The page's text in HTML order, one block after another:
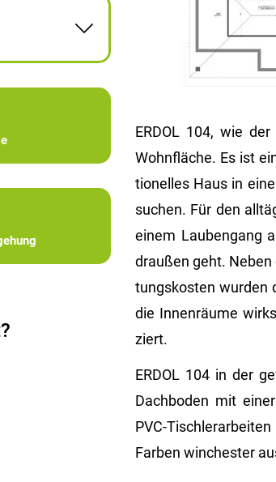
ERDOL 104, wie
Wohn­flä­che. Es ist
tio­nel­les Haus in
su­chen. Für den
einem Lau­ben­gang
drau­ßen geht.
tungs­kos­ten wur­den
die In­nen­räu­me
ziert.
ERDOL 104 in der
Dach­bo­den mit
PVC-
Far­ben win­ches­ter